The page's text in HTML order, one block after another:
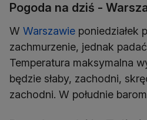
Pogoda na dziś -
W Warszawie poniedziałek
zachmurzenie, jednak
Temperatura maksymalna
będzie słaby, zachodni,
zachodni. W południe